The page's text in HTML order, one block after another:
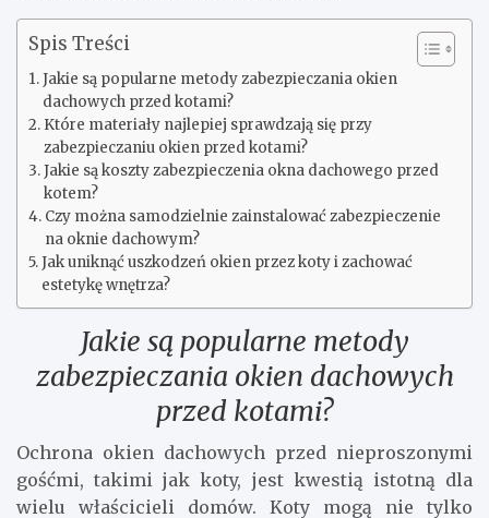
Spis Treści
Jakie są popularne metody zabezpieczania okien
dachowych przed kotami?
Które materiały najlepiej sprawdzają się przy
zabezpieczaniu okien przed kotami?
Jakie są koszty zabezpieczenia okna dachowego przed
kotem?
Czy można samodzielnie zainstalować zabezpieczenie
na oknie dachowym?
Jak uniknąć uszkodzeń okien przez koty i zachować
estetykę wnętrza?
Jakie są popularne metody
zabezpieczania okien dachowych
przed kotami?
Ochrona okien dachowych przed nieproszonymi
gośćmi, takimi jak koty, jest kwestią istotną dla
wielu właścicieli domów. Koty mogą nie tylko